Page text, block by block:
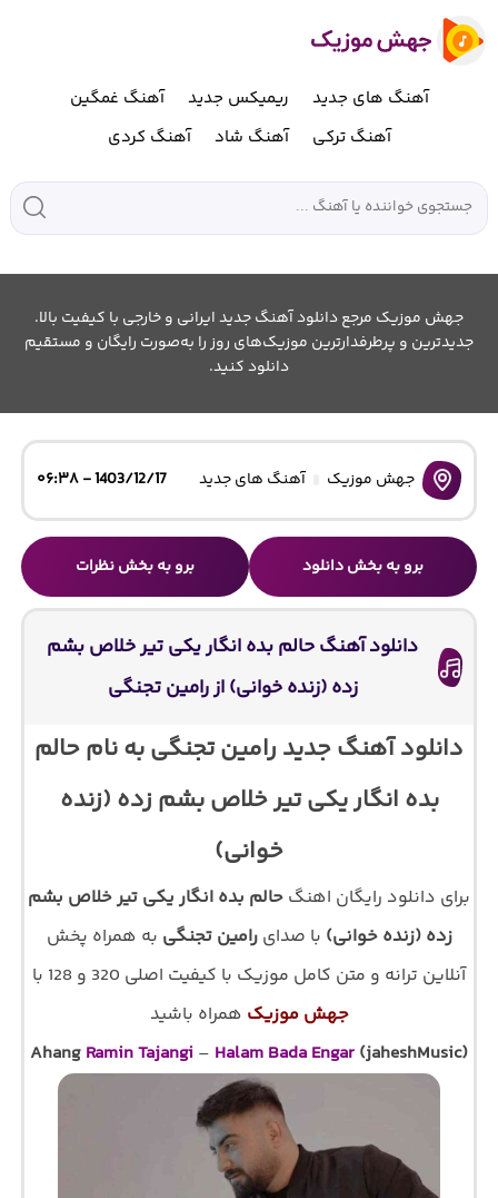
آهنگ های جدید ریمیکس جدید
آهنگ غمگین
آهنگ ترکی
آهنگ شاد آهنگ کردی
جهش موزیک مرجع دانلود آهنگ جدید ایرانی و خارجی با کیفیت بالا.
جدیدترین و پرطرفدارترین موزیک‌های روز را به‌صورت رایگان و مستقیم
دانلود کنید.
جهش موزیک آهنگ های جدید 1403/12/17 - ۰۶:۳۸
برو به بخش دانلود برو به بخش نظرات
دانلود آهنگ حالم بده انگار یکی تیر خلاص بشم
زده (زنده خوانی) از رامین تجنگی
دانلود آهنگ جدید رامین تجنگی به نام حالم
بده انگار یکی تیر خلاص بشم زده (زنده
خوانی)
برای دانلود رایگان اهنگ حالم بده انگار یکی تیر خلاص بشم
زده (زنده خوانی) با صدایرامین تجنگی به همراه پخش
آنلاین ترانه و متن کامل موزیک با کیفیت اصلی 320 و 128 با
جهش موزیک همراه باشید
Ahang Ramin Tajangi – Halam Bada Engar (jaheshMusic)